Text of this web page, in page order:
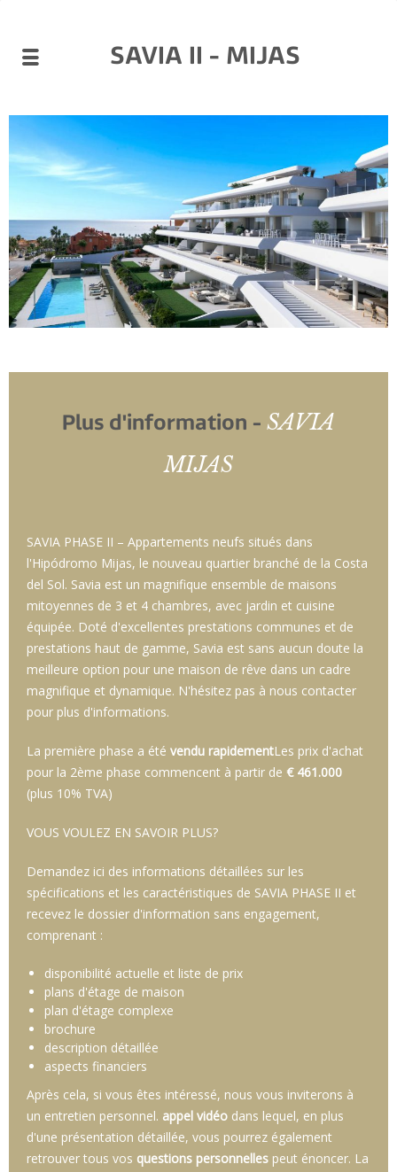
SAVIA II - MIJAS
Plus d'information - SAVIA
MIJAS
SAVIA PHASE II – Appartements neufs situés dans
l'Hipódromo Mijas, le nouveau quartier branché de la Costa
del Sol. Savia est un magnifique ensemble de maisons
mitoyennes de 3 et 4 chambres, avec jardin et cuisine
équipée. Doté d'excellentes prestations communes et de
prestations haut de gamme, Savia est sans aucun doute la
meilleure option pour une maison de rêve dans un cadre
magnifique et dynamique. N'hésitez pas à nous contacter
pour plus d'informations.
La première phase a été vendu rapidementLes prix d'achat
pour la 2ème phase commencent à partir de € 461.000
(plus 10% TVA)
VOUS VOULEZ EN SAVOIR PLUS?
Demandez ici des informations détaillées sur les
spécifications et les caractéristiques de SAVIA PHASE II et
recevez le dossier d'information sans engagement,
comprenant :
disponibilité actuelle et liste de prix
plans d'étage de maison
plan d'étage complexe
brochure
description détaillée
aspects financiers
Après cela, si vous êtes intéressé, nous vous inviterons à
un entretien personnel. appel vidéo dans lequel, en plus
d'une présentation détaillée, vous pourrez également
retrouver tous vos questions personnelles peut énoncer. La